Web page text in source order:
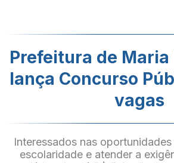
Prefeitura de Maria
lança Concurso
vagas
Interessados nas
escolaridade e atender a